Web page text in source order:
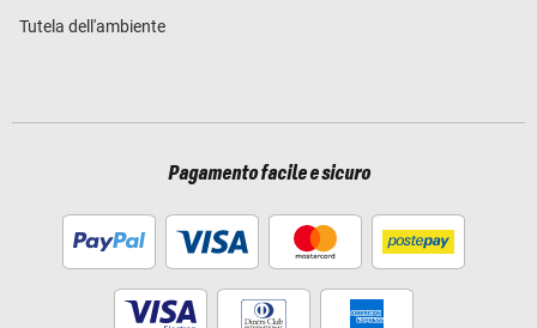
Tutela dell'ambiente
Pagamento facile e sicuro